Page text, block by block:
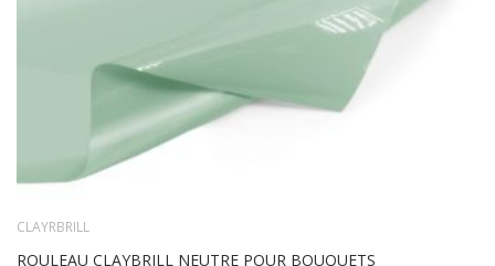
CLAYRBRILL
ROULEAU CLAYBRILL NEUTRE POUR BOUQUETS